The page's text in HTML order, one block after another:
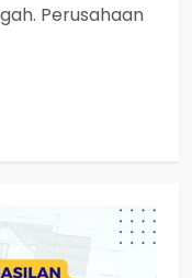
Perusahaan